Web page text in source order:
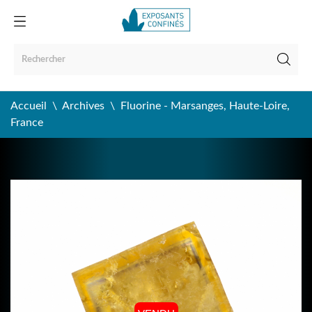
Accueil Archives
Fluorine - Marsanges, Haute-Loire,
France